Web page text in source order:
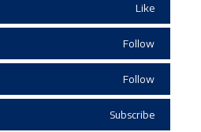
Like
Follow
Follow
Subscribe